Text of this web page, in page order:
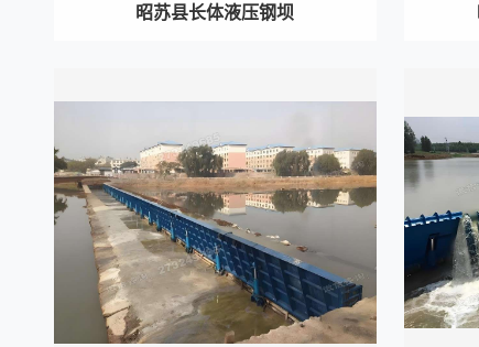
昭苏县长体液压钢坝